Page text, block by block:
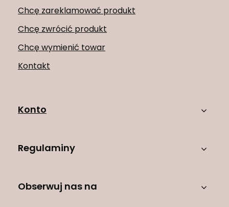
Chcę zareklamować produkt
Chcę zwrócić produkt
Chcę wymienić towar
Kontakt
Konto
Regulaminy
Obserwuj nas na